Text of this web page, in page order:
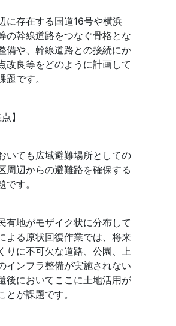
に存在する国道16号や横浜
の幹線道路をつなぐ骨格とな
備や、幹線道路との接続にか
改良等をどのように計画して
題です。
】
いても広域避難場所としての
周辺からの避難路を確保する
です。
有地がモザイク状に分布して
よる原状回復作業では、将来
りに不可欠な道路、公園、上
インフラ整備が実施されない
後においてここに土地活用が
とが課題です。